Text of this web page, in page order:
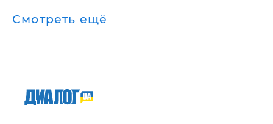
Смотреть ещё